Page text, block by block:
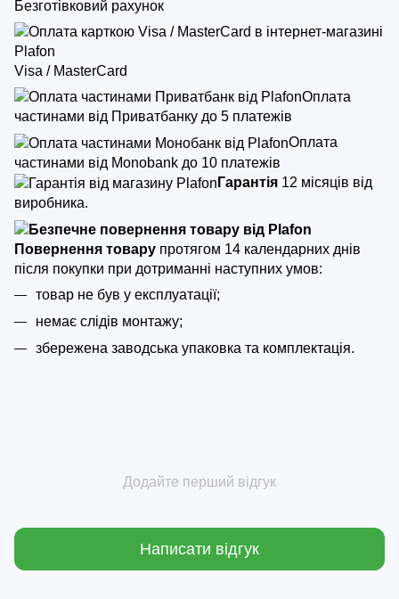
Безготівковий рахунок
Visa / MasterCard
Оплата
частинами від Приватбанку до 5 платежів
Оплата
частинами від Monobank до 10 платежів
Гарантія 12 місяців від
виробника.
Повернення товару протягом 14 календарних днів
після покупки при дотриманні наступних умов:
товар не був у експлуатації;
немає слідів монтажу;
збережена заводська упаковка та комплектація.
Додайте перший відгук
Написати відгук